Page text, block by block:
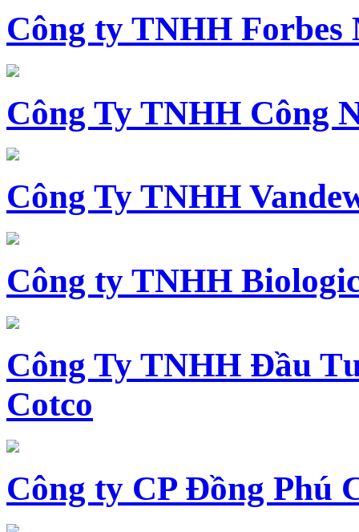
Công ty TNHH
Công Ty TNHH Công
Công Ty TNHH
Công ty TNHH
Công Ty TNHH Đầu
Cotco
Công ty CP Đồng Phú